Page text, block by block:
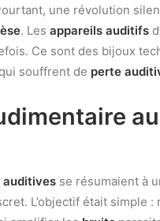
une révolution
. Les appareils auditifs
Ce sont des bijoux
souffrent de perte
auditives se résumaient à
L’objectif était simple :